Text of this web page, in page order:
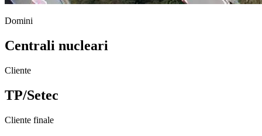
Domini
Centrali nucleari
Cliente
TP/Setec
Cliente finale